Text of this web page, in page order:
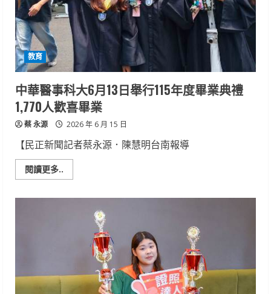
禮
逾
2,200
學
航
實
力
派
歌
手
獻
教育
中華醫事科大6月13日舉行115年度畢業典禮
1,770人歡喜畢業
蔡 永源 2026 年 6 月 15 日
【民正新聞記者蔡永源．陳慧明台南報導
閱讀更多..
more
舉
行